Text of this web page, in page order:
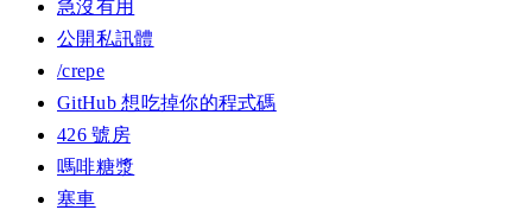
急沒有用
公開私訊體
/crepe
GitHub 想吃掉你的程式碼
426 號房
嗎啡糖漿
塞車